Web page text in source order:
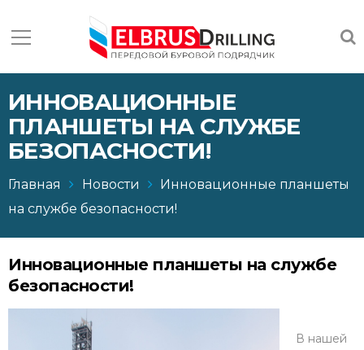
ИННОВАЦИОННЫЕ
ПЛАНШЕТЫ НА СЛУЖБЕ
БЕЗОПАСНОСТИ!
Главная Новости
Инновационные планшеты
на службе безопасности!
Инновационные планшеты на службе
безопасности!
В нашей